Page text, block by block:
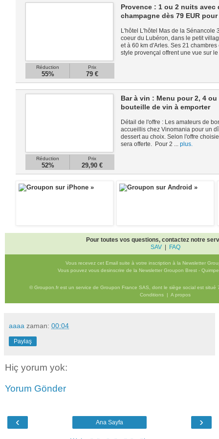
Réduction
55%
Prix
79 €
Provence : 1 ou 2 nuits avec
champagne dès 79 EUR pour
L'hôtel L'hôtel Mas de la Sénancole
coeur du Lubéron, dans le petit
et à 60 km d'Arles. Ses 21
style provençal offrent une vue sur
Réduction
52%
Prix
29,90 €
Bar à vin : Menu pour 2, 4
bouteille de vin à emporter
Détail de l'offre : Les amateurs de
accueillis chez Vinomania pour un
dessert au choix. Selon l'offre
sera offerte. Pour 2 ... plus.
Pour toutes vos questions, contactez notre
SAV| FAQ
Vous recevez cet Email suite à votre inscription à la Newsletter
Vous pouvez vous desinscrire de la Newsletter Groupon Brest -
© Groupon.fr est un service de Groupon France SAS, dont le siège social est situé
Conditions | A propos
aaaa zaman: 00:04
Paylaş
Hiç yorum yok:
Yorum Gönder
‹ ›
Ana Sayfa